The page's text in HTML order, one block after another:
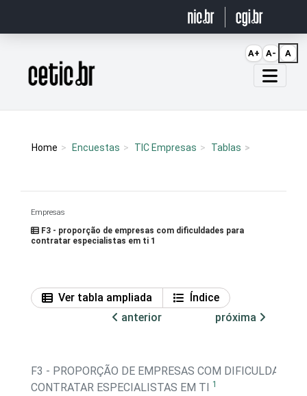
Página inicial
Home Encuestas TIC Empresas Tablas
Empresas
F3 - proporção de empresas com dificuldades para
contratar especialistas em ti 1
Ver tabla ampliada
Índice
anterior
próxima
F3 - PROPORÇÃO DE EMPRESAS COM DIFICULDADES
CONTRATAR ESPECIALISTAS EM TI 1
A+ A- A